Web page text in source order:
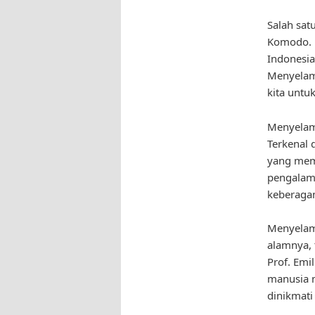
Salah
Komodo.
kita
Terkenal
yang
Prof.
manusia
dinikmati